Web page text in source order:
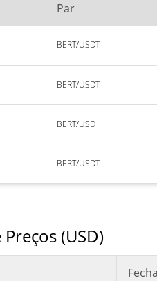
Par
BERT/USDT
BERT/USDT
BERT/USD
BERT/USDT
(USD)